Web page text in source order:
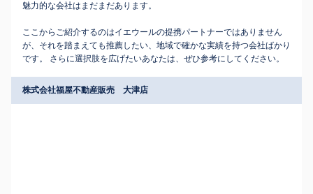
魅力的な会社はまだまだあります。
ここからご紹介するのはイエウールの提携パートナーではありません
が、それを踏まえても推薦したい、地域で確かな実績を持つ会社ばかり
です。 さらに選択肢を広げたいあなたは、ぜひ参考にしてください。
株式会社福屋不動産販売 大津店